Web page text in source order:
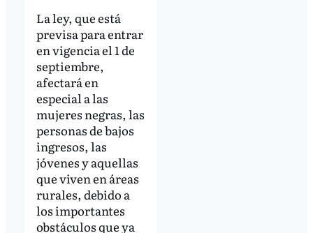
La ley, que está
previsa para entrar
en vigencia el 1 de
septiembre,
afectará en
especial a las
mujeres negras, las
personas de bajos
ingresos, las
jóvenes y aquellas
que viven en áreas
rurales, debido a
los importantes
obstáculos que ya